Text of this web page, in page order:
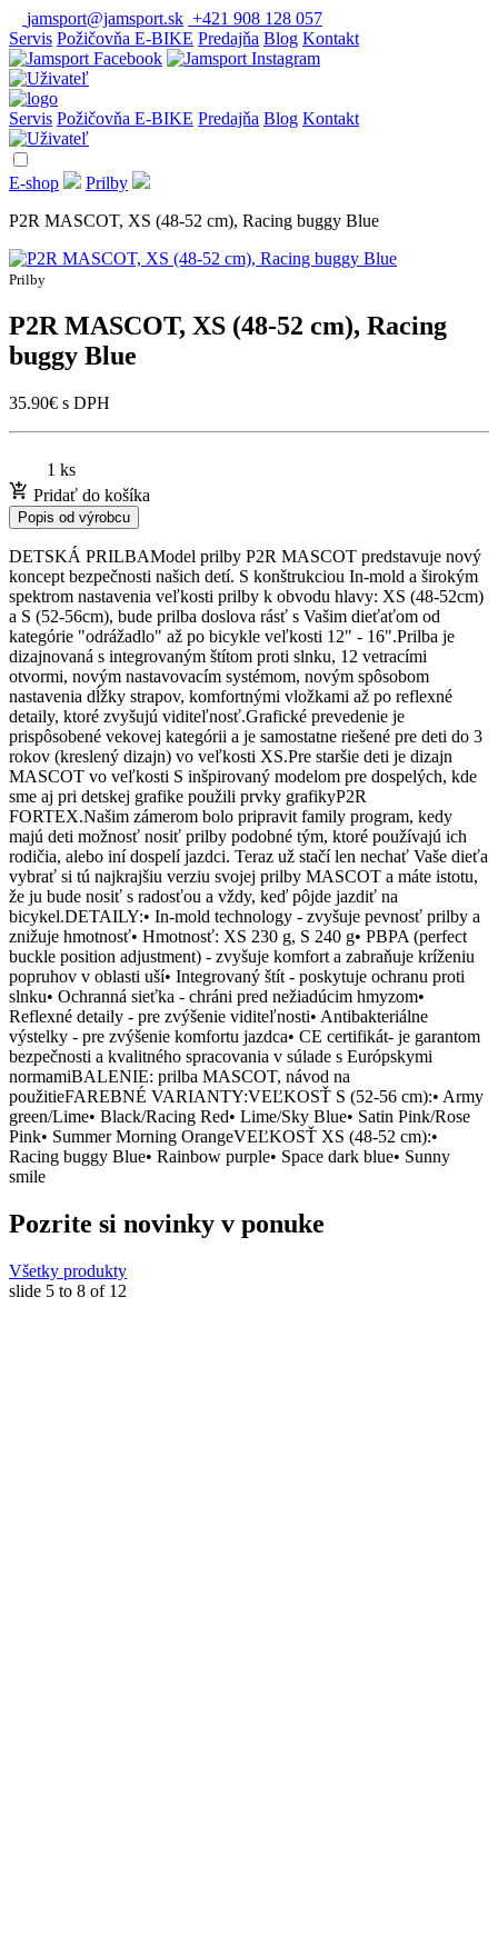
jamsport@jamsport.sk +421 908 128 057
Servis Požičovňa E-BIKE Predajňa Blog Kontakt
Servis Požičovňa E-BIKE Predajňa Blog Kontakt
E-shop
Prilby
P2R MASCOT, XS (48-52 cm), Racing buggy Blue
Prilby
P2R MASCOT, XS (48-52 cm), Racing
buggy Blue
35.90€ s DPH
1 ks
Pridať do košíka
Popis od výrobcu
DETSKÁ PRILBAModel prilby P2R MASCOT predstavuje nový
koncept bezpečnosti našich detí. S konštrukciou In-mold a širokým
spektrom nastavenia veľkosti prilby k obvodu hlavy: XS (48-52cm)
a S (52-56cm), bude prilba doslova rásť s Vašim dieťaťom od
kategórie "odrážadlo" až po bicykle veľkosti 12" - 16".Prilba je
dizajnovaná s integrovaným štítom proti slnku, 12 vetracími
otvormi, novým nastavovacím systémom, novým spôsobom
nastavenia dĺžky strapov, komfortnými vložkami až po reflexné
detaily, ktoré zvyšujú viditeľnosť.Grafické prevedenie je
prispôsobené vekovej kategórii a je samostatne riešené pre deti do 3
rokov (kreslený dizajn) vo veľkosti XS.Pre staršie deti je dizajn
MASCOT vo veľkosti S inšpirovaný modelom pre dospelých, kde
sme aj pri detskej grafike použili prvky grafikyP2R
FORTEX.Našim zámerom bolo pripravit family program, kedy
majú deti možnosť nosiť prilby podobné tým, ktoré používajú ich
rodičia, alebo iní dospelí jazdci. Teraz už stačí len nechať Vaše dieťa
vybrať si tú najkrajšiu verziu svojej prilby MASCOT a máte istotu,
že ju bude nosiť s radosťou a vždy, keď pôjde jazdiť na
bicykel.DETAILY:• In-mold technology - zvyšuje pevnosť prilby a
znižuje hmotnosť• Hmotnosť: XS 230 g, S 240 g• PBPA (perfect
buckle position adjustment) - zvyšuje komfort a zabraňuje kríženiu
popruhov v oblasti uší• Integrovaný štít - poskytuje ochranu proti
slnku• Ochranná sieťka - chráni pred nežiadúcim hmyzom•
Reflexné detaily - pre zvýšenie viditeľnosti• Antibakteriálne
výstelky - pre zvýšenie komfortu jazdca• CE certifikát- je garantom
bezpečnosti a kvalitného spracovania v súlade s Európskymi
normamiBALENIE: prilba MASCOT, návod na
použitieFAREBNÉ VARIANTY:VEĽKOSŤ S (52-56 cm):• Army
green/Lime• Black/Racing Red• Lime/Sky Blue• Satin Pink/Rose
Pink• Summer Morning OrangeVEĽKOSŤ XS (48-52 cm):•
Racing buggy Blue• Rainbow purple• Space dark blue• Sunny
smile
Pozrite si novinky v ponuke
Všetky produkty
slide 5 to 8 of 12